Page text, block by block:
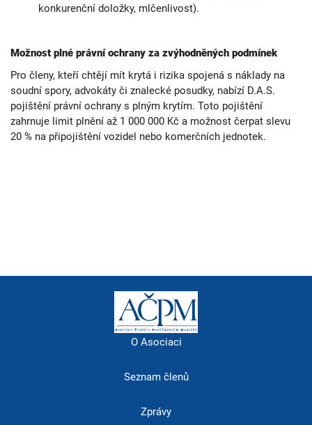
konkurenční doložky, mlčenlivost).
Možnost plné právní ochrany za zvýhodněných podmínek
Pro členy, kteří chtějí mít krytá i rizika spojená s náklady na
soudní spory, advokáty či znalecké posudky, nabízí D.A.S.
pojištění právní ochrany s plným krytím. Toto pojištění
zahrnuje limit plnění až 1 000 000 Kč a možnost čerpat slevu
20 % na připojištění vozidel nebo komerčních jednotek.
O Asociaci
Seznam členů
Zprávy